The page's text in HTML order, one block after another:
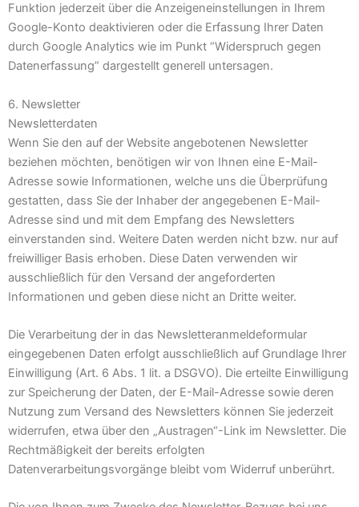
Funktion jederzeit über die Anzeigeneinstellungen in Ihrem
Google-Konto deaktivieren oder die Erfassung Ihrer Daten
durch Google Analytics wie im Punkt “Widerspruch gegen
Datenerfassung” dargestellt generell untersagen.
6. Newsletter
Newsletterdaten
Wenn Sie den auf der Website angebotenen Newsletter
beziehen möchten, benötigen wir von Ihnen eine E-Mail-
Adresse sowie Informationen, welche uns die Überprüfung
gestatten, dass Sie der Inhaber der angegebenen E-Mail-
Adresse sind und mit dem Empfang des Newsletters
einverstanden sind. Weitere Daten werden nicht bzw. nur auf
freiwilliger Basis erhoben. Diese Daten verwenden wir
ausschließlich für den Versand der angeforderten
Informationen und geben diese nicht an Dritte weiter.
Die Verarbeitung der in das Newsletteranmeldeformular
eingegebenen Daten erfolgt ausschließlich auf Grundlage Ihrer
Einwilligung (Art. 6 Abs. 1 lit. a DSGVO). Die erteilte Einwilligung
zur Speicherung der Daten, der E-Mail-Adresse sowie deren
Nutzung zum Versand des Newsletters können Sie jederzeit
widerrufen, etwa über den „Austragen“-Link im Newsletter. Die
Rechtmäßigkeit der bereits erfolgten
Datenverarbeitungsvorgänge bleibt vom Widerruf unberührt.